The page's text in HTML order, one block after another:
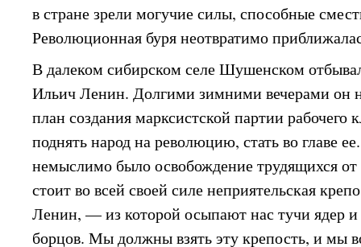
в стране зрели могучие силы, способные
Революционная буря неотвратимо
В далеком сибирском селе Шушенском
Ильич Ленин. Долгими зимними вечерами он
план создания марксистской партии рабочего
поднять народ на революцию, стать во главе
немыслимо было освобождение трудящихся
стоит во всей своей силе неприятельская
Ленин, — из которой осыпают нас тучи ядер
борцов. Мы должны взять эту крепость, и мы